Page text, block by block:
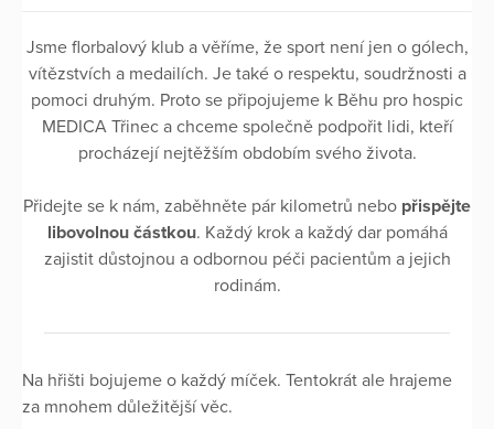
Jsme florbalový klub a věříme, že sport není jen o gólech,
vítězstvích a medailích. Je také o respektu, soudržnosti a
pomoci druhým. Proto se připojujeme k Běhu pro hospic
MEDICA Třinec a chceme společně podpořit lidi, kteří
procházejí nejtěžším obdobím svého života.
Přidejte se k nám, zaběhněte pár kilometrů nebo přispějte
libovolnou částkou. Každý krok a každý dar pomáhá
zajistit důstojnou a odbornou péči pacientům a jejich
rodinám.
Na hřišti bojujeme o každý míček. Tentokrát ale hrajeme
za mnohem důležitější věc.